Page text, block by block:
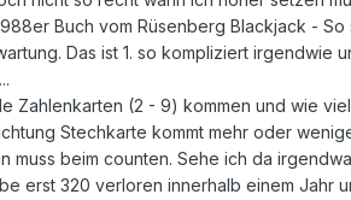
Buch vom Rüsenberg Blackjack -
Das ist 1. so kompliziert irgendwie
Zahlenkarten (2 - 9) kommen und wie
Stechkarte kommt mehr oder
muss beim counten. Sehe ich da
erst 320 verloren innerhalb einem Jahr